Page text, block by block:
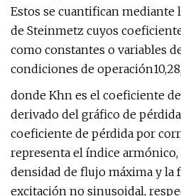
Estos se cuantifican mediante
de Steinmetz cuyos
como constantes o variables
condiciones de
donde Khn es el coeficiente
derivado del gráfico de
coeficiente de pérdida por
representa el índice
densidad de flujo máxima y la
excitación no sinusoidal,